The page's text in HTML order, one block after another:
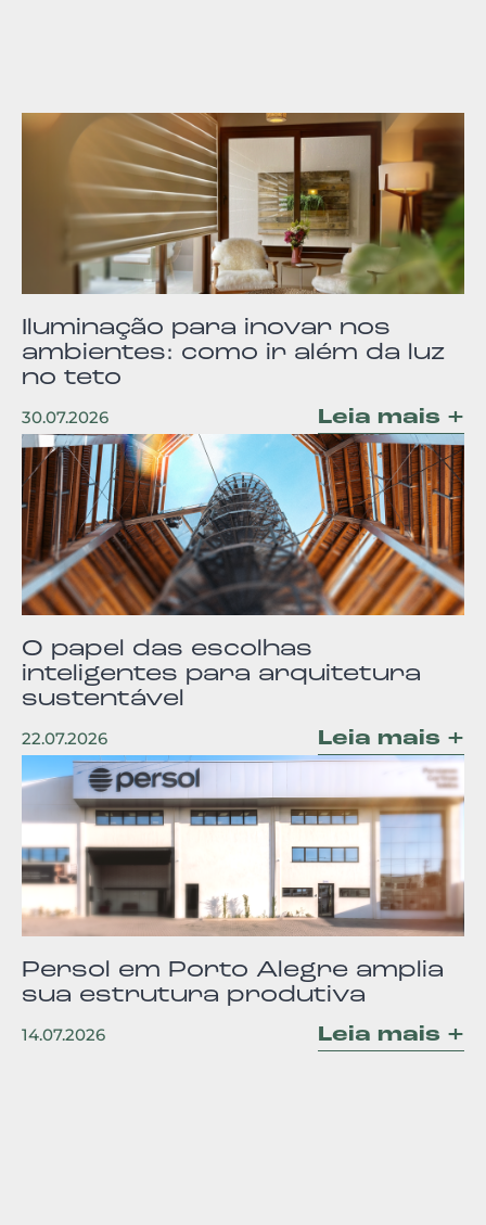
Iluminação para inovar nos
ambientes: como ir além da luz
no teto
30.07.2026 Leia mais +
O papel das escolhas
inteligentes para arquitetura
sustentável
22.07.2026 Leia mais +
Persol em Porto Alegre amplia
sua estrutura produtiva
14.07.2026 Leia mais +